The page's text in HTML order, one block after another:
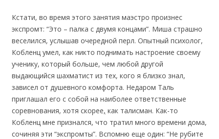
Кстати, во время этого занятия маэстро произнес
экспромт: “Это – палка с двумя концами”. Миша страшно
веселился, услышав очередной перл. Опытный психолог,
Кобленц умел, как никто поднимать настроение своему
ученику, который больше, чем любой другой
выдающийся шахматист из тех, кого я близко знал,
зависел от душевного комфорта. Недаром Таль
приглашал его с собой на наиболее ответственные
соревнования, хотя скорее, как талисман. Как-то
Кобленц мне признался, что тратил много времени дома,
сочиняя эти “экспромты”. Вспомню еще один: “Не рубите